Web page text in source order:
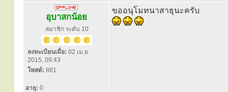
อุบาสกน้อย
สมาชิก ระดับ 10
ลงทะเบียนเมื่อ: 02 เม.ย.
2015, 09:43
โพสต์: 881
อายุ: 0
ขออนุโมทนาสาธุนะครับ